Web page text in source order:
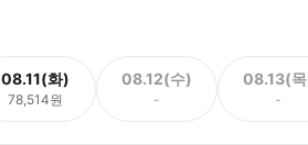
08.11(화)
78,514원
08.12(수)
-
08.13(
-